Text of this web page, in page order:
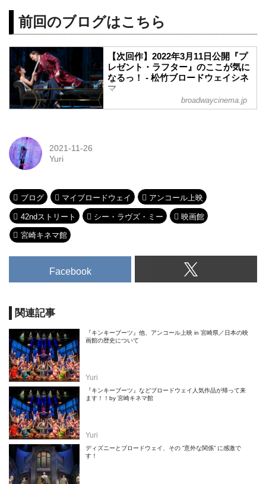
前回のブログはこちら
【次回作】2022年3月11日公開『プ
レゼント・ラフター』のここが気に
なるっ！ - 松竹ブロードウェイシネ
マ
こんにちは！ 松竹ブロードウェイシネマ
カバー画像：『プレゼント・ラフター』
より ⒸSara Krulwich
broadwaycinema.jp
2021-11-26
Yuri
ブログ マイブロードウェイ アンコール上映
42ndストリート シー・ラヴズ・ミー 映画館
宮崎キネマ館
Facebook
関連記事
『キンキーブーツ』他、アンコール上映 in 宮崎県／日本の映
画館の歴史について
Yuri
『キンキーブーツ』などブロードウェイ人気作品が帰って来
ます！！by 宮崎キネマ館
Yuri
ディズニーとブロードウェイ、その ”意外な関係” に感激で
す！